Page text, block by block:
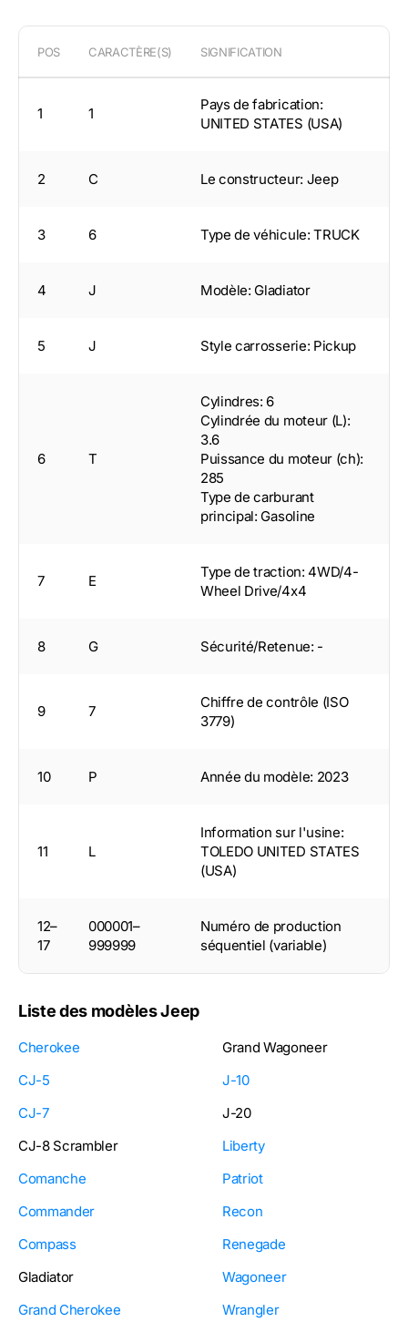
POS CARACTÈRE(S) SIGNIFICATION
1 1
Pays de fabrication:
UNITED STATES (USA)
2 C Le constructeur: Jeep
3 6 Type de véhicule: TRUCK
4 J Modèle: Gladiator
5 J Style carrosserie: Pickup
6 T
Cylindres: 6
Cylindrée du moteur (L):
3.6
Puissance du moteur (ch):
285
Type de carburant
principal: Gasoline
7 E
Type de traction: 4WD/4-
Wheel Drive/4x4
8 G Sécurité/Retenue: -
9 7
Chiffre de contrôle (ISO
3779)
10 P Année du modèle: 2023
11 L
Information sur l'usine:
TOLEDO UNITED STATES
(USA)
12–
17
000001–
999999
Numéro de production
séquentiel (variable)
Liste des modèles Jeep
Cherokee
CJ-5
CJ-7
CJ-8 Scrambler
Comanche
Commander
Compass
Gladiator
Grand Cherokee
Grand Wagoneer
J-10
J-20
Liberty
Patriot
Recon
Renegade
Wagoneer
Wrangler